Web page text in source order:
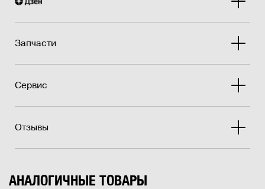
Запчасти
Сервис
Отзывы
АНАЛОГИЧНЫЕ ТОВАРЫ